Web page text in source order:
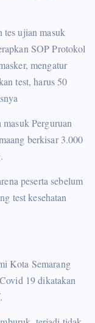
tes ujian masuk
SOP Protokol
mengatur
test, harus 50
Perguruan
berkisar 3.000
peserta sebelum
test kesehatan
Kota Semarang
19 dikatakan